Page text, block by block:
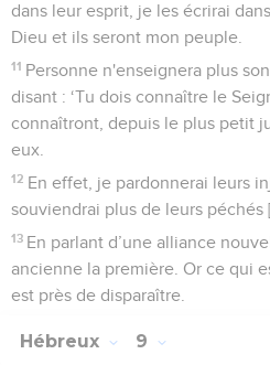
dans leur esprit, je les écrirai
Dieu et ils seront mon peuple.
11 Personne n'enseignera plus
disant : ‘Tu dois connaître le
connaîtront, depuis le plus petit
eux.
12 En effet, je pardonnerai leurs
souviendrai plus de leurs péchés
13 En parlant d’une alliance
ancienne la première. Or ce qui
est près de disparaître.
Hébreux 9